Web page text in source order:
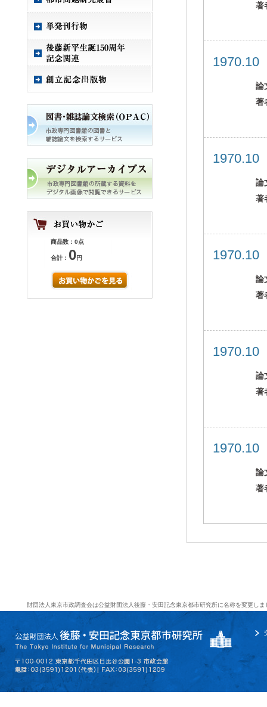
商品数：0点
合計： 0円
著
論
著
論
著
論
著
論
著
論
著
財団法人東京市政調査会は公益財団法人後藤・安田記念東京都市研究所に名称を変更しま